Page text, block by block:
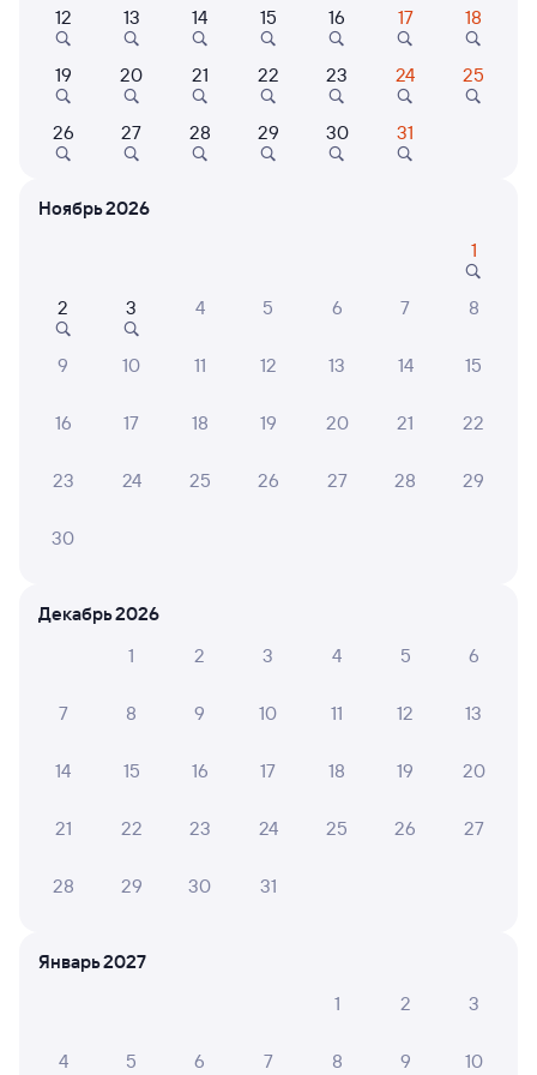
Выберите дату
255С Проходящий
в Сосногорск
Дни следования ближайшие: 9, 13, 17 августа Маршрут
376Я
в Воркуту
Дни следования ближайшие: 7, 8, 9 августа Маршрут
Плацкарт Купе
Даже если сейчас нет мест
12 13 14 15 16 17 18
19 20 21 22 23 24 25
26 27 28 29 30 31
Ноябрь 2026
1
2 3 4 5 6 7 8
9 10 11 12 13 14 15
16 17 18 19 20 21 22
23 24 25 26 27 28 29
30
Декабрь 2026
1
2 3 4 5 6
7 8 9 10 11 12 13
14 15 16 17 18 19 20
21 22 23 24 25 26 27
28 29 30 31
Январь 2027
1
2 3
4 5 6 7 8 9 10